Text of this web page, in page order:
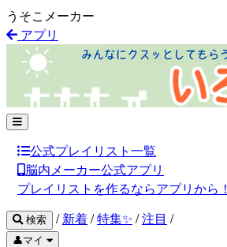
うそこメーカー
アプリ
公式プレイリスト一覧
脳内メーカー公式アプリ
プレイリストを作るならアプリから！
検索 / 新着/特集✨ /注目 /
👤マイ